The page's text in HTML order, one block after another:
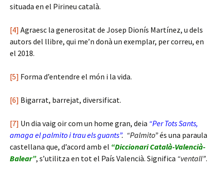
situada en el Pirineu català.
[4] Agraesc la generositat de Josep Dionís Martínez, u dels
autors del llibre, qui me’n donà un exemplar, per correu, en
el 2018.
[5] Forma d’entendre el món i la vida.
[6] Bigarrat, barrejat, diversificat.
[7] Un dia vaig oir com un home gran, deia “Per Tots Sants,
amaga el palmito i trau els guants”. “Palmito”és una paraula
castellana que, d’acord amb el “Diccionari Català-Valencià-
Balear”, s’utilitza en tot el País Valencià. Significa “ventall”.